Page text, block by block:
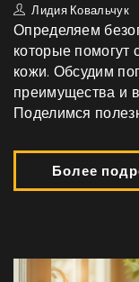
Лидия Ковальчук
Определяем
которые помогут
кожи. Обсудим
преимущества и
Поделимся
Более